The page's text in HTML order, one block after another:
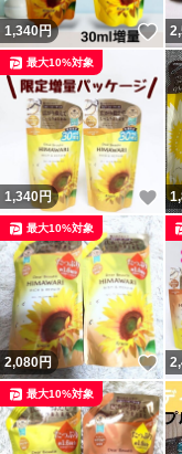
1,340円
1,340円
最大10%対象
2,080円
最大10%対象
最大10%対象